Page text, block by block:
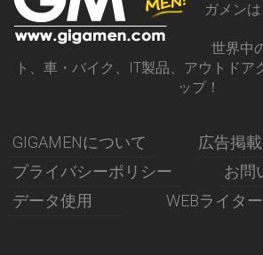
ガメン
世界中
ト、車・バイク、IT製品、アウトドア
ップ！
GIGAMENについて
広告掲載
プライバシーポリシー
お問
データ使用
WEBライタ